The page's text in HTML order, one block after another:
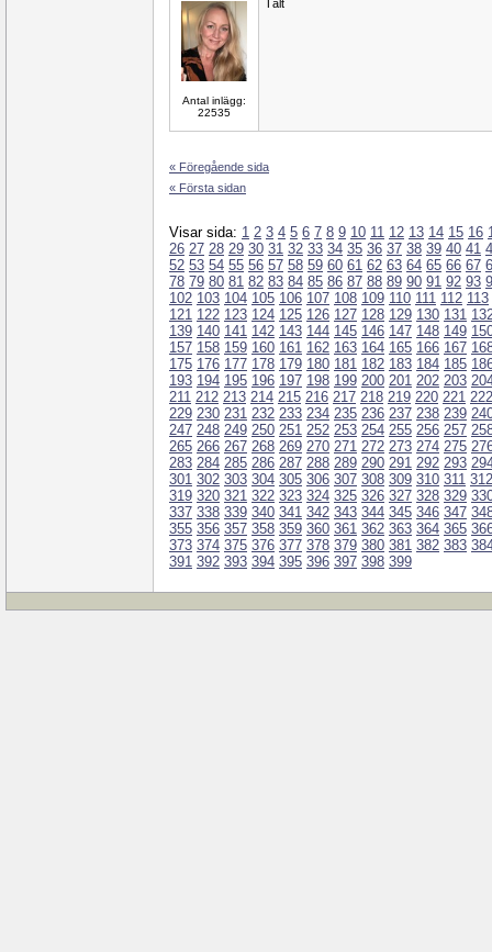
Antal inlägg:
22535
Tält
« Föregående sida
« Första sidan
Visar sida: 1 2 3 4 5 6 7 8 9 10 11 12 13 14 15 16
26 27 28 29 30 31 32 33 34 35 36 37 38 39 40 41
52 53 54 55 56 57 58 59 60 61 62 63 64 65 66 67
78 79 80 81 82 83 84 85 86 87 88 89 90 91 92 93
102 103 104 105 106 107 108 109 110 111 112 113
121 122 123 124 125 126 127 128 129 130 131
139 140 141 142 143 144 145 146 147 148 149
157 158 159 160 161 162 163 164 165 166 167
175 176 177 178 179 180 181 182 183 184 185
193 194 195 196 197 198 199 200 201 202 203
211 212 213 214 215 216 217 218 219 220 221 222
229 230 231 232 233 234 235 236 237 238 239
247 248 249 250 251 252 253 254 255 256 257
265 266 267 268 269 270 271 272 273 274 275
283 284 285 286 287 288 289 290 291 292 293
301 302 303 304 305 306 307 308 309 310 311 312
319 320 321 322 323 324 325 326 327 328 329
337 338 339 340 341 342 343 344 345 346 347
355 356 357 358 359 360 361 362 363 364 365
373 374 375 376 377 378 379 380 381 382 383
391 392 393 394 395 396 397 398 399